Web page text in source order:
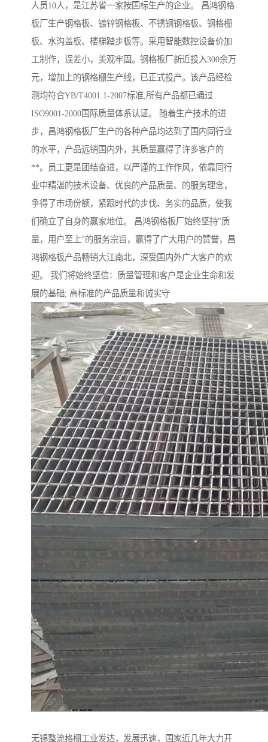
人员10人，是江苏省一家按国标生产的企业。 昌鸿钢格
板厂生产钢格板、镀锌钢格板、不锈钢钢格板、钢格栅
板、水沟盖板、楼梯踏步板等。采用智能数控设备价加
工制作，误差小，美观牢固。钢格板厂新近投入300余万
元，增加上的钢格栅生产线，已正式投产。该产品经检
测均符合YB/T4001.1-2007标准,所有产品都已通过
ISO9001-2000国际质量体系认证。 随着生产技术的进
步，昌鸿钢格板厂生产的各种产品均达到了国内同行业
的水平，产品远销国内外，其质量赢得了许多客户的
**。员工更是团结奋进，以严谨的工作作风，依靠同行
业中精湛的技术设备、优良的产品质量、的服务理念，
争得了市场份额，紧跟时代的步伐、务实的品质，使我
们确立了自身的赢家地位。 昌鸿钢格板厂始终坚持"质
量，用户至上"的服务宗旨，赢得了广大用户的赞誉，昌
鸿钢格板产品畅销大江南北，深受国内外广大客户的欢
迎。 我们将始终坚信：质量管理和客户是企业生命和发
展的基础; 高标准的产品质量和诚实守
无锡整流格栅工业发达，发展迅速，国家近几年大力开